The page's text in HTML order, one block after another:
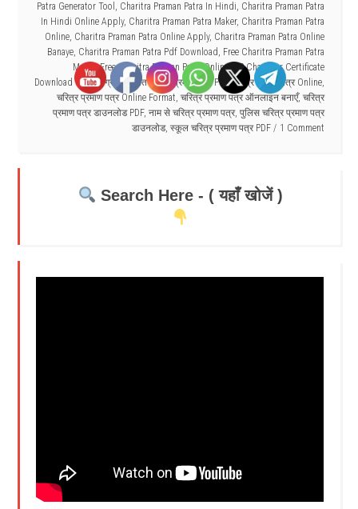
Patra Generator Tool , Charitra Praman Patra In Hindi, Charitra Praman Patra
In Hindi Online Apply, Charitra Praman Patra Maker, Charitra Praman Patra
Online, Charitra Praman Patra Online Apply, Charitra Praman Patra Online
Banaye, Charitra Praman Patra Pdf Download, Free Charitra Praman Patra
Maker
,Free Charitra Praman Patra Online, UP Character Certificate
Download Online,ग्राम पंचायत चरित्र प्रमाण पत्र Pdf,चरित्र प्रमाण पत्र Online,
चरित्र प्रमाण पत्र Online Format, चरित्र प्रमाण पत्र ऑनलाइन बनाएँ, चरित्र
प्रमाण पत्र डाउनलोड PDF, नाम से चरित्र प्रमाण पत्र, पुलिस चरित्र प्रमाण पत्र
डाउनलोड, स्कूल चरित्र प्रमाण पत्र PDF 1 Comment
Search Here - ( यहाँ खोजें )